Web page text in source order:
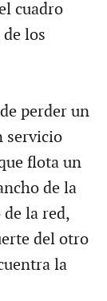
cuadro
los
perder un
servicio
flota un
de la
la red,
del otro
la